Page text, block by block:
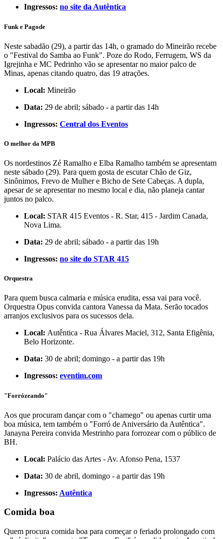
Ingressos: no site da Autêntica
Funk e Pagode
Neste sabadão (29), a partir das 14h, o gramado do Mineirão recebe
o "Festival do Samba ao Funk". Poze do Rodo, Ferrugem, WS da
Igrejinha e MC Pedrinho vão se apresentar no maior palco de
Minas, apenas citando quatro, das 19 atrações.
Local: Mineirão
Data: 29 de abril; sábado - a partir das 14h
Ingressos: Central dos Eventos
O melhor da MPB
Os nordestinos Zé Ramalho e Elba Ramalho também se apresentam
neste sábado (29). Para quem gosta de escutar Chão de Giz,
Sinônimos, Frevo de Mulher e Bicho de Sete Cabeças. A dupla,
apesar de se apresentar no mesmo local e dia, não planeja cantar
juntos no palco.
Local: STAR 415 Eventos - R. Star, 415 - Jardim Canada,
Nova Lima.
Data: 29 de abril; sábado - a partir das 19h
Ingressos: no site do STAR 415
Orquestra
Para quem busca calmaria e música erudita, essa vai para você.
Orquestra Opus convida cantora Vanessa da Mata. Serão tocados
arranjos exclusivos para os sucessos dela.
Local: Autêntica - Rua Álvares Maciel, 312, Santa Efigênia,
Belo Horizonte.
Data: 30 de abril; domingo - a partir das 19h
Ingressos: eventim.com
"Forrózeando"
Aos que procuram dançar com o "chamego" ou apenas curtir uma
boa música, tem também o "Forró de Aniversário da Autêntica".
Janayna Pereira convida Mestrinho para forrozear com o público de
BH.
Local: Palácio das Artes - Av. Afonso Pena, 1537
Data: 30 de abril, domingo - a partir das 19h
Ingressos: Autêntica
Comida boa
Quem procura comida boa para começar o feriado prolongado com